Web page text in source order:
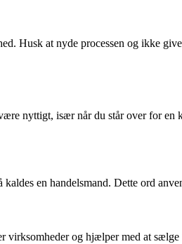
Husk at nyde processen og ikke
nyttigt, især når du står over for
kaldes en handelsmand. Dette ord
virksomheder og hjælper med at